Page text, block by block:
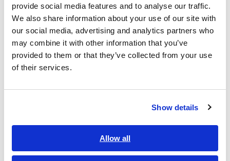
provide social media features and to analyse our traffic.
We also share information about your use of our site with
our social media, advertising and analytics partners who
may combine it with other information that you’ve
provided to them or that they’ve collected from your use
of their services.
Show details
Allow all
1台でA種からD種接地抵抗測定までカバー
0Ω〜2000Ωのワイドな測定範囲
ワイヤレスアダプタ
Z3210 付属なし
¥61,050）